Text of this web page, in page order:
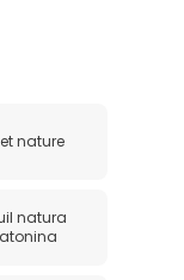
nature
natura